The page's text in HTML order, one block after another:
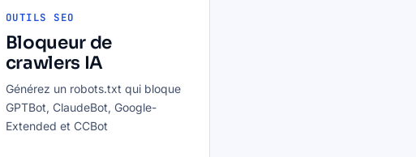
OUTILS SEO
Bloqueur de
crawlers IA
Générez un robots.txt qui bloque
GPTBot, ClaudeBot, Google-
Extended et CCBot